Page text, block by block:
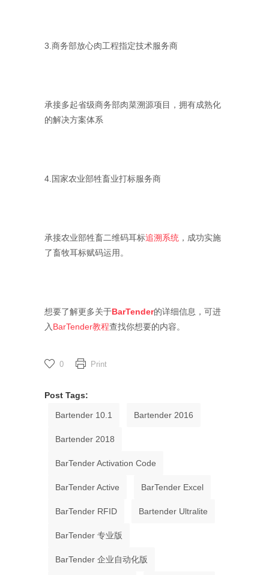
3.商务部放心肉工程指定技术服务商
承接多起省级商务部肉菜溯源项目，拥有成熟化
的解决方案体系
4.国家农业部牲畜业打标服务商
承接农业部牲畜二维码耳标追溯系统 ，成功实施
了畜牧耳标赋码运用。
想要了解更多关于BarTender的详细信息，可进
入 BarTender教程查找你想要的内容。
0 Print
Post Tags:
Bartender 10.1 Bartender 2016
Bartender 2018
BarTender Activation Code
BarTender Active BarTender Excel
BarTender RFID Bartender Ultralite
BarTender 专业版
BarTender 企业自动化版